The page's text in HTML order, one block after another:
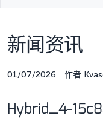
新闻资讯
01/07/2026 作者
Hybrid_4-